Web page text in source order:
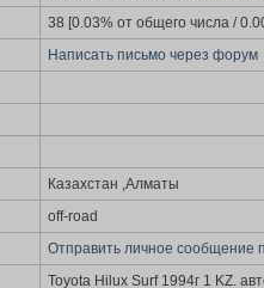
38 [0.03% от общего числа /
Написать письмо через форум
Казахстан ,Алматы
off-road
Отправить личное сообщение
Toyota Hilux Surf 1994г 1 KZ.